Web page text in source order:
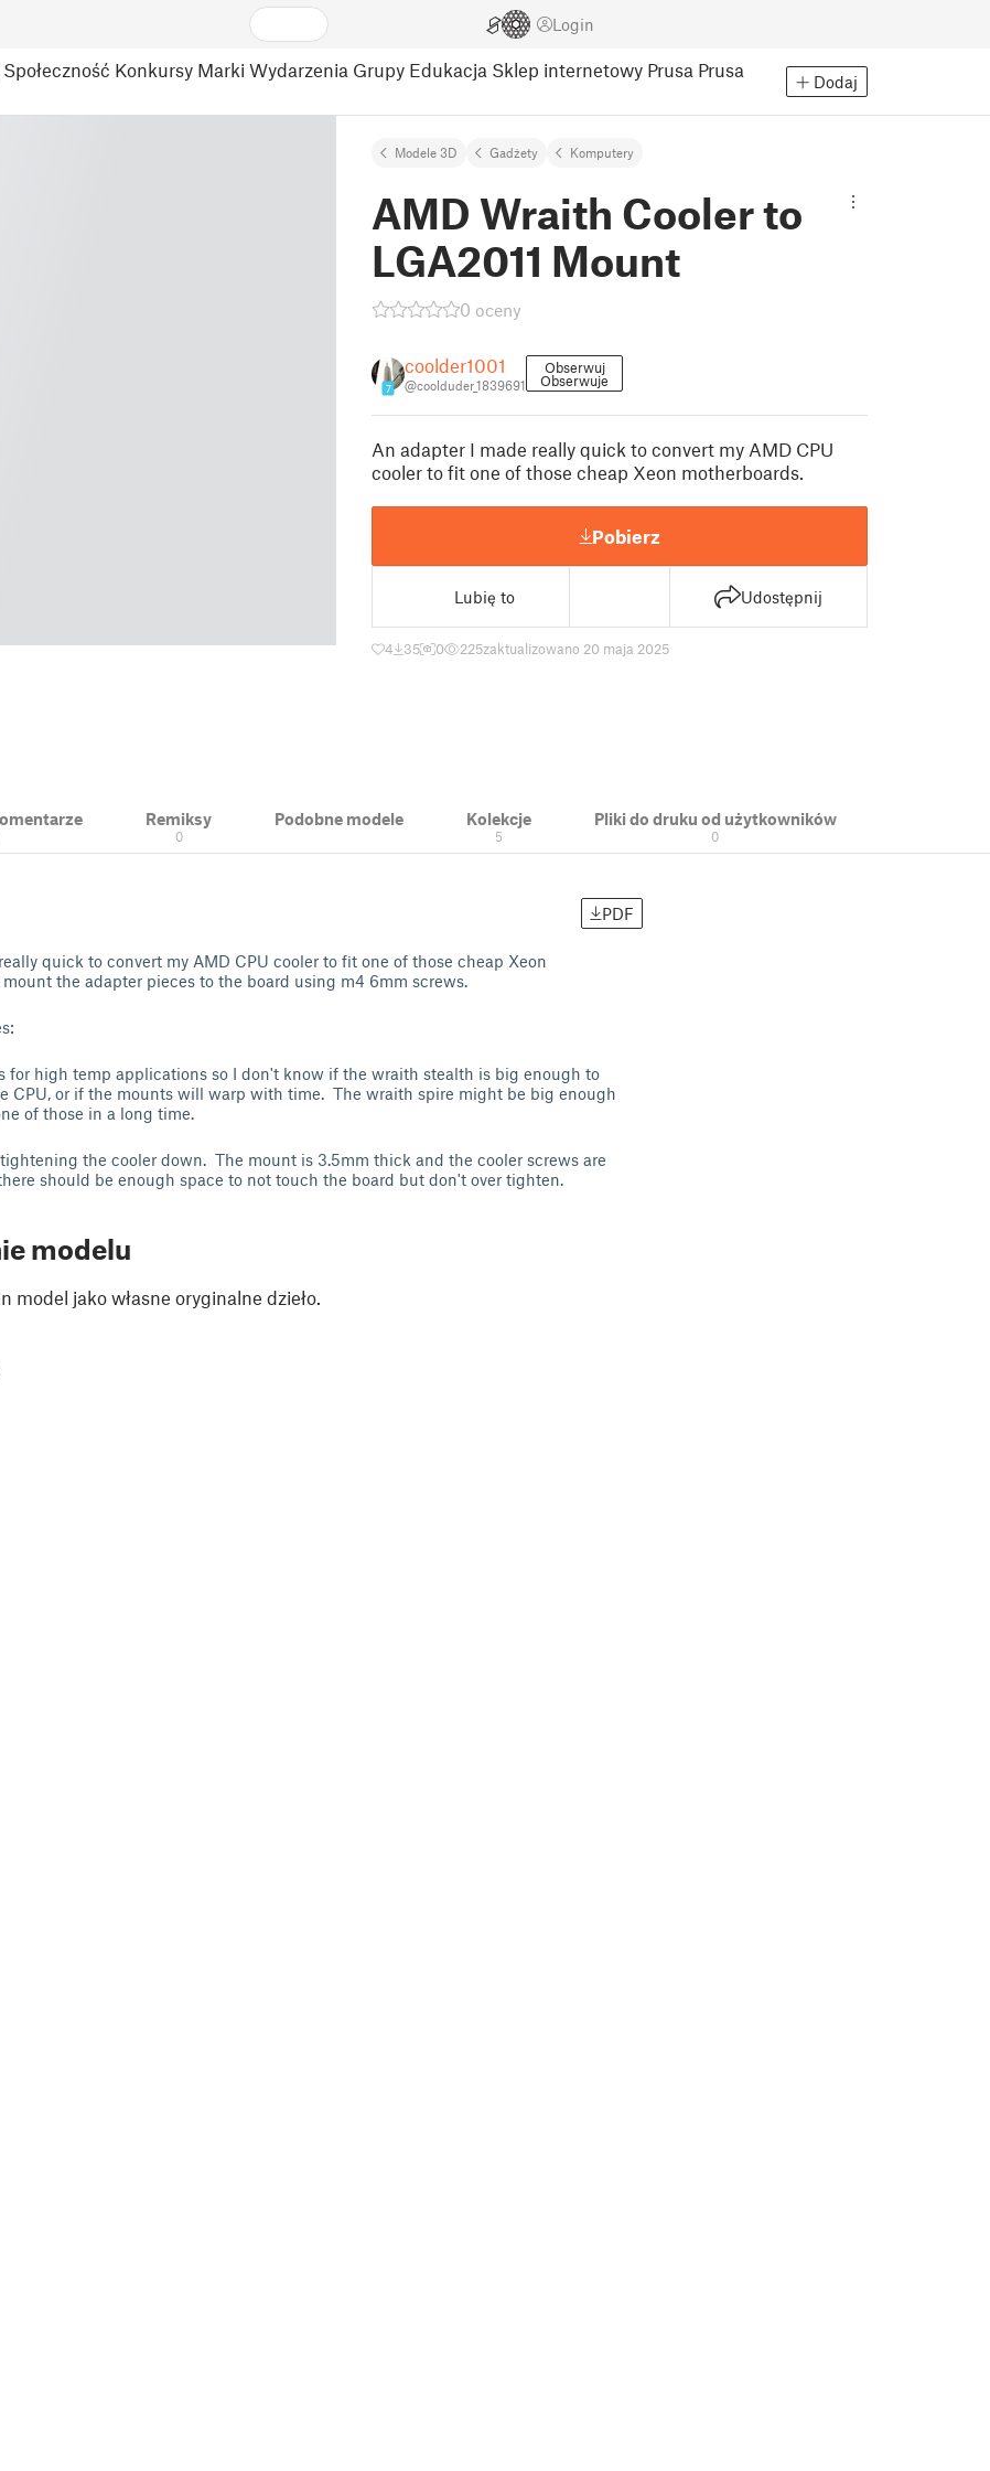
Login
Społeczność Konkursy Marki Wydarzenia Grupy Edukacja Sklep internetowy Prusa Prusa
Dodaj
Modele 3D Gadżety Komputery
AMD Wraith Cooler to
LGA2011 Mount
0 oceny
7
coolder1001
@coolduder_1839691
Obserwuj
Obserwuje
An adapter I made really quick to convert my AMD CPU
cooler to fit one of those cheap Xeon motherboards.
Pobierz
Lubię to Udostępnij
4 35 0 225zaktualizowano 20 maja 2025
Remiksy
0
Podobne modele Kolekcje
5
Pliki do druku od użytkowników
0
PDF
quick to convert my AMD CPU cooler to fit one of those cheap Xeon
the adapter pieces to the board using m4 6mm screws.
for high temp applications so I don't know if the wraith stealth is big enough to
CPU, or if the mounts will warp with time. The wraith spire might be big enough
of those in a long time.
the cooler down. The mount is 3.5mm thick and the cooler screws are
should be enough space to not touch the board but don't over tighten.
modelu
model jako własne oryginalne dzieło.